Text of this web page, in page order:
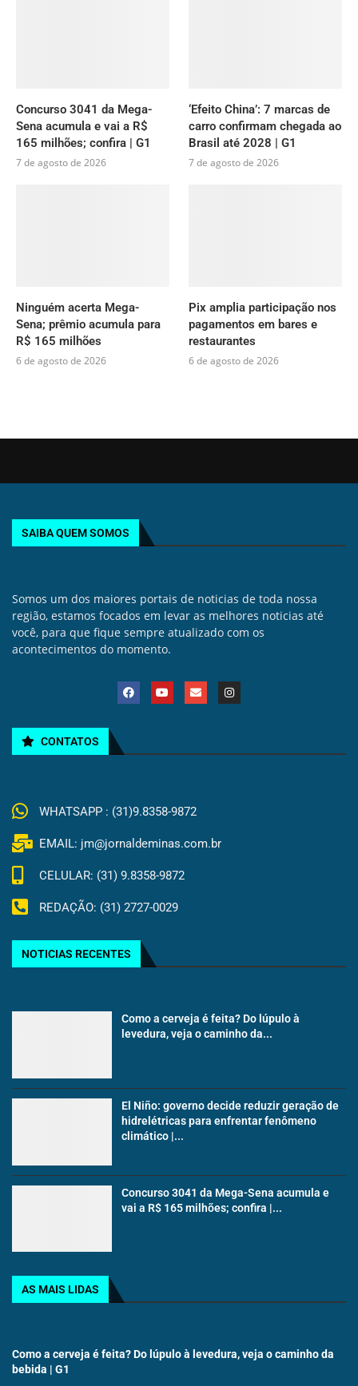
Concurso 3041 da Mega-
Sena acumula e vai a R$
165 milhões; confira | G1
7 de agosto de 2026
‘Efeito China’: 7 marcas de
carro confirmam chegada ao
Brasil até 2028 | G1
7 de agosto de 2026
Ninguém acerta Mega-
Sena; prêmio acumula para
R$ 165 milhões
6 de agosto de 2026
Pix amplia participação nos
pagamentos em bares e
restaurantes
6 de agosto de 2026
SAIBA QUEM SOMOS
Somos um dos maiores portais de noticias de toda nossa
região, estamos focados em levar as melhores noticias até
você, para que fique sempre atualizado com os
acontecimentos do momento.
CONTATOS
WHATSAPP : (31)9.8358-9872
EMAIL: jm@jornaldeminas.com.br
CELULAR: (31) 9.8358-9872
REDAÇÃO: (31) 2727-0029
NOTICIAS RECENTES
Como a cerveja é feita? Do lúpulo à
levedura, veja o caminho da...
El Niño: governo decide reduzir geração de
hidrelétricas para enfrentar fenômeno
climático |...
Concurso 3041 da Mega-Sena acumula e
vai a R$ 165 milhões; confira |...
AS MAIS LIDAS
Como a cerveja é feita? Do lúpulo à levedura, veja o caminho da
bebida | G1